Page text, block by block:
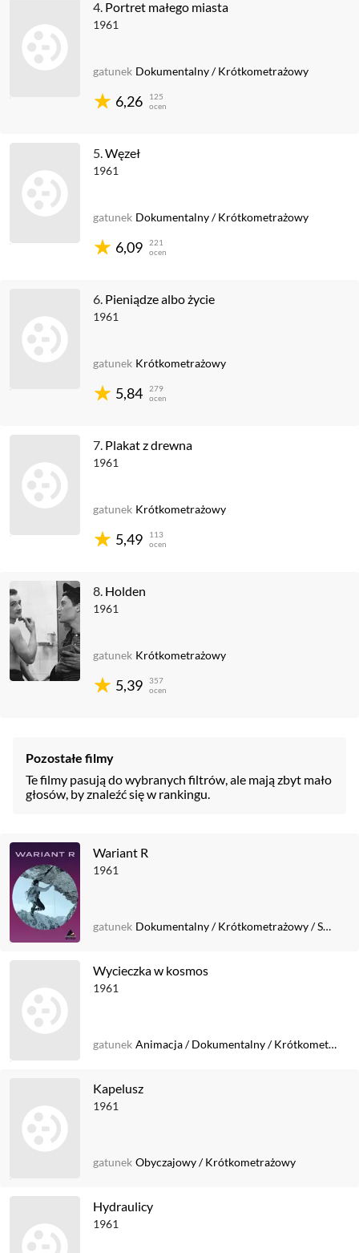
4. Portret małego miasta
1961
6,26
125
ocen
gatunek Dokumentalny/Krótkometrażowy
5.Węzeł
1961
6,09
221
ocen
gatunek Dokumentalny/Krótkometrażowy
6. Pieniądze albo życie
1961
5,84
279
ocen
gatunek Krótkometrażowy
7. Plakat z drewna
1961
5,49
113
ocen
gatunek Krótkometrażowy
8. Holden
1961
5,39
357
ocen
gatunek Krótkometrażowy
Pozostałe filmy
Te filmy pasują do wybranych filtrów, ale mają zbyt mało
głosów, by znaleźć się w rankingu.
Wariant R
1961
gatunek Dokumentalny/Krótkometrażowy/Sportowy
Wycieczka w kosmos
1961
gatunek Animacja/Dokumentalny/Krótkometrażowy
Kapelusz
1961
gatunek Obyczajowy/Krótkometrażowy
Hydraulicy
1961